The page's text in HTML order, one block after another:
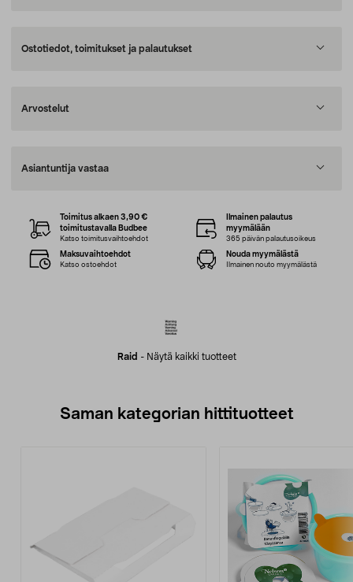
Ostotiedot, toimitukset ja palautukset
Arvostelut
Asiantuntija vastaa
Raid - Näytä kaikki tuotteet
Toimitus alkaen 3,90 €
toimitustavalla Budbee
Katso toimitusvaihtoehdot
Ilmainen palautus
myymälään
365 päivän palautusoikeus
Maksuvaihtoehdot
Katso ostoehdot
Nouda myymälästä
Ilmainen nouto myymälästä
Saman kategorian hittituotteet